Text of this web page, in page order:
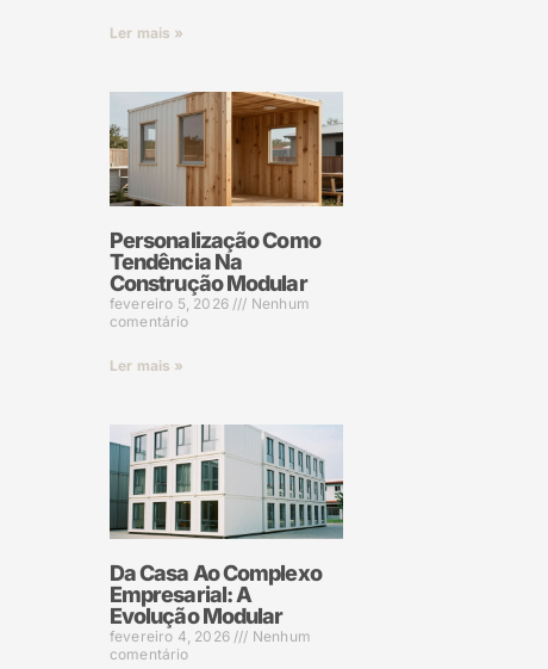
Ler mais »
Personalização Como
Tendência Na
Construção Modular
fevereiro 5, 2026
Nenhum
comentário
Ler mais »
Da Casa Ao Complexo
Empresarial: A
Evolução Modular
fevereiro 4, 2026
Nenhum
comentário